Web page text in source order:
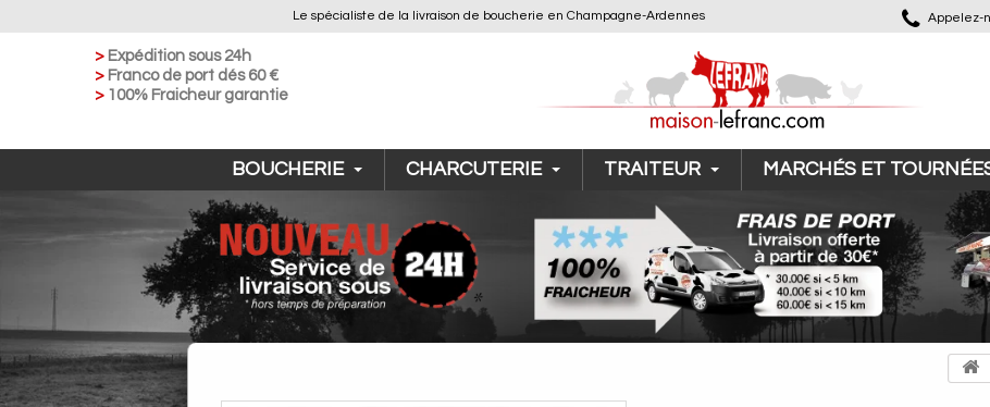
Le spécialiste de la livraison de boucherie en Champagne-Ardennes Appelez-
> Expédition sous 24h
> Franco de port dés 60 €
> 100% Fraicheur garantie
BOUCHERIE CHARCUTERIE TRAITEUR MARCHÉS ET